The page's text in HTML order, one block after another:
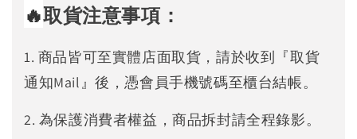
🔥取貨注意事項：
1. 商品皆可至實體店面取貨，請於收到『取貨
通知Mail』後，憑會員手機號碼至櫃台結帳。
2. 為保護消費者權益，商品拆封請全程錄影。